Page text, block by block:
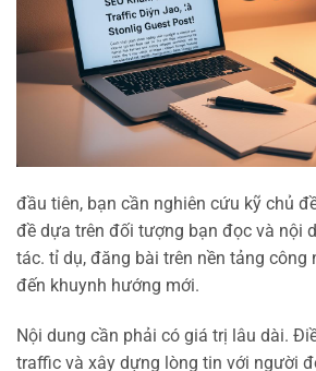
đầu tiên, bạn cần nghiên cứu kỹ chủ
đề dựa trên đối tượng bạn đọc và nội
tác. tỉ dụ, đăng bài trên nền tảng công
đến khuynh hướng mới.
Nội dung cần phải có giá trị lâu dài.
traffic và xây dựng lòng tin với người